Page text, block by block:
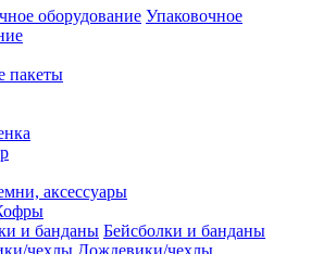
Упаковочное
пакеты
аксессуары
Бейсболки и банданы
Дождевики/чехлы